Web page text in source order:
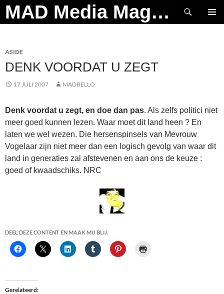
Ga
naar
MAD Media Magazine
Zoeken
ASIDE
DENK VOORDAT U ZEGT
17 JULI 2007 MADBELLO
Denk voordat u zegt, en doe dan pas. Als zelfs politici niet
meer goed kunnen lezen. Waar moet dit land heen ? En
laten we wel wezen. Die hersenspinsels van Mevrouw
Vogelaar zijn niet meer dan een logisch gevolg van waar dit
land in generaties zal afstevenen en aan ons de keuze :
goed of kwaadschiks. NRC
DEEL DEZE CONTENT EN MAAK MIJ BLIJ.
Gerelateerd